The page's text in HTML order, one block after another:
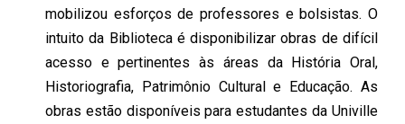
mobilizou esforços de professores e bolsistas. O
intuito da Biblioteca é disponibilizar obras de difícil
acesso e pertinentes às áreas da História Oral,
Historiografia, Patrimônio Cultural e Educação. As
obras estão disponíveis para estudantes da Univille